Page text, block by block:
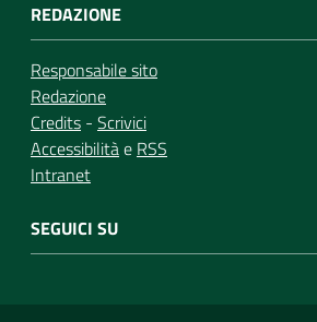
REDAZIONE
Responsabile sito
Redazione
Credits - Scrivici
Accessibilitàe RSS
Intranet
SEGUICI SU